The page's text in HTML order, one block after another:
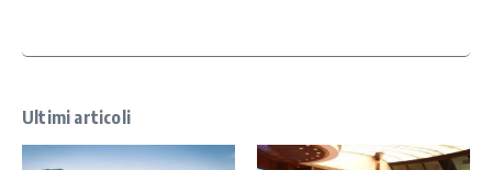
Ultimi articoli